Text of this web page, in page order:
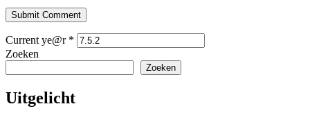
Submit Comment
Current ye@r *
Zoeken
Zoeken
Uitgelicht